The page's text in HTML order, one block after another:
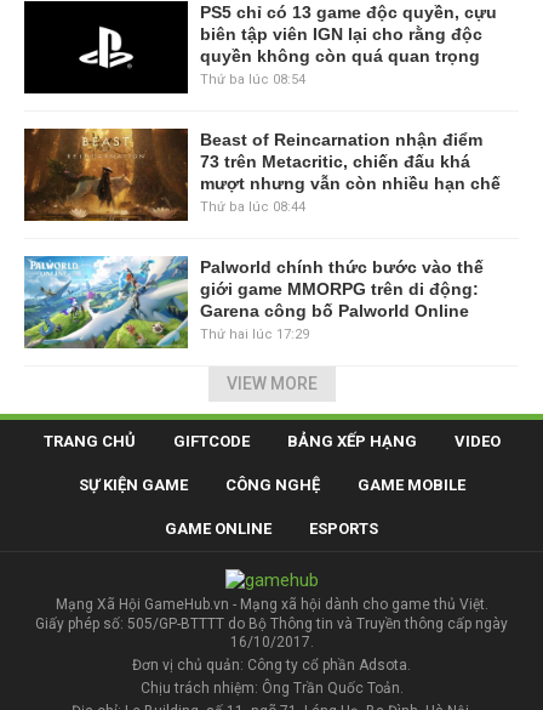
PS5 chỉ có 13 game độc quyền, cựu
biên tập viên IGN lại cho rằng độc
quyền không còn quá quan trọng
Thứ ba lúc 08:54
Beast of Reincarnation nhận điểm
73 trên Metacritic, chiến đấu khá
mượt nhưng vẫn còn nhiều hạn chế
Thứ ba lúc 08:44
Palworld chính thức bước vào thế
giới game MMORPG trên di động:
Garena công bố Palworld Online
Thứ hai lúc 17:29
VIEW MORE
TRANG CHỦ GIFTCODE BẢNG XẾP HẠNG VIDEO
SỰ KIỆN GAME CÔNG NGHỆ GAME MOBILE
GAME ONLINE ESPORTS
Mạng Xã Hội GameHub.vn - Mạng xã hội dành cho game thủ Việt.
Giấy phép số: 505/GP-BTTTT do Bộ Thông tin và Truyền thông cấp ngày
16/10/2017.
Đơn vị chủ quản: Công ty cổ phần Adsota.
Chịu trách nhiệm: Ông Trần Quốc Toản.